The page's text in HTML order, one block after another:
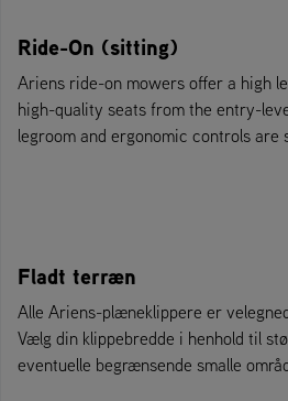
Ride-On (sitting)
Ariens ride-on mowers offer a high
high-quality seats from the entry-
legroom and ergonomic controls are
Fladt terræn
Alle Ariens-plæneklippere er
Vælg din klippebredde i henhold til
eventuelle begrænsende smalle